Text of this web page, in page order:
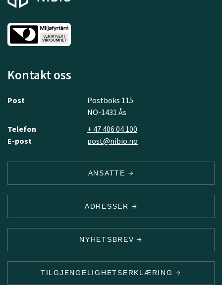
Kontakt oss
Post
Postboks 115
NO-1431 Ås
Telefon
+ 47 406 04 100
E-post
post@nibio.no
ANSATTE
ADRESSER
NYHETSBREV
TILGJENGELIGHETSERKLÆRING